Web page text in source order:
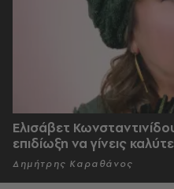
Ελισάβετ
επιδίωξη να γίνεις
Δημήτρης Καραθάνος